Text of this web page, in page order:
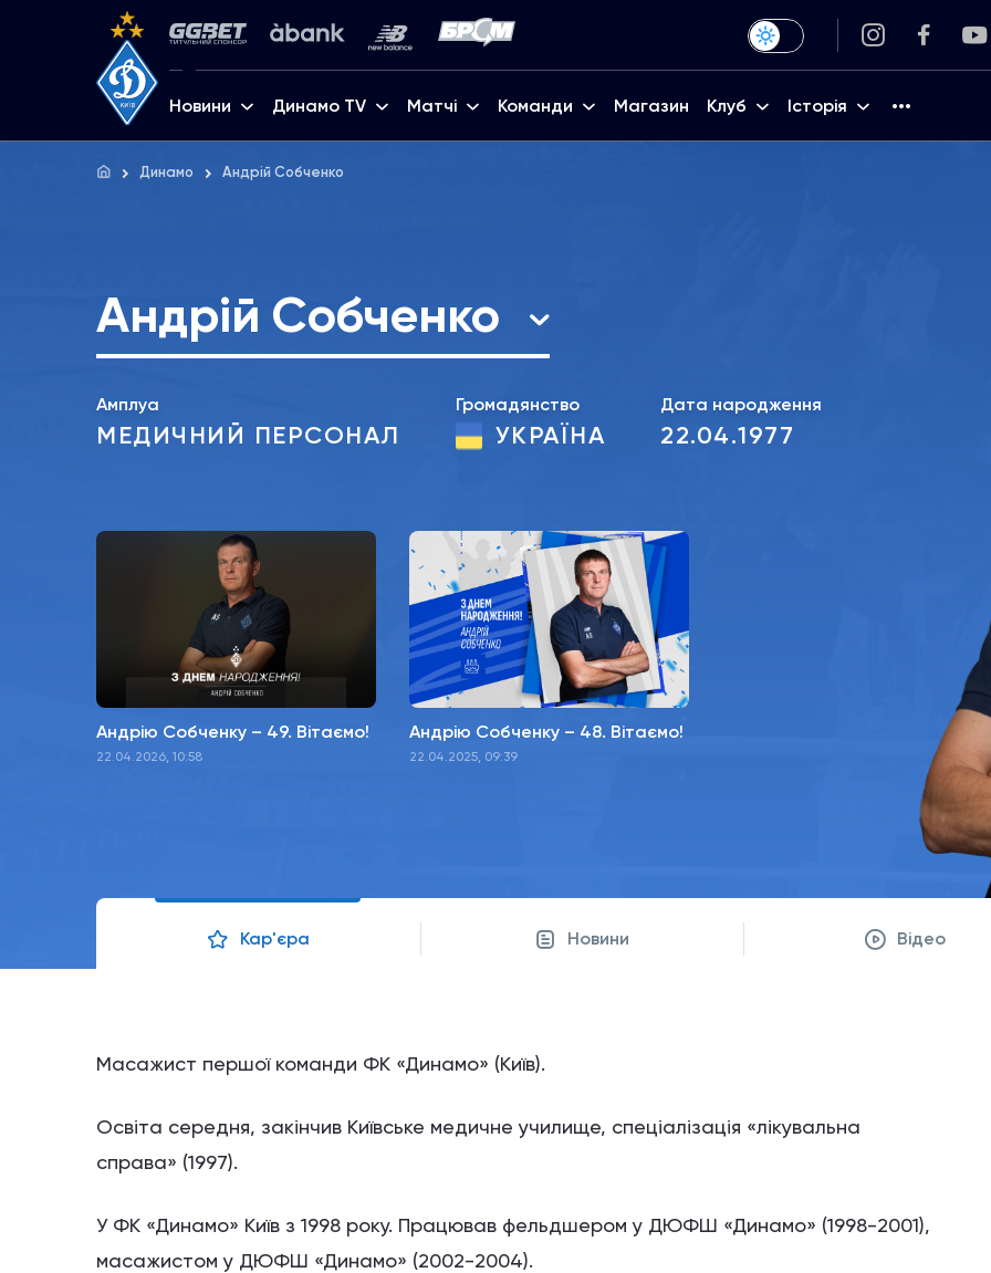
Новини Динамо TV Матчі Команди Магазин Клуб Історія
Динамо Андрій Собченко
Андрій Собченко
Амплуа
МЕДИЧНИЙ ПЕРСОНАЛ
Громадянство
УКРАЇНА
Дата народження
22.04.1977
Андрію Собченку – 49. Вітаємо!
22.04.2026, 10:58
Андрію Собченку – 48. Вітаємо!
22.04.2025, 09:39
Кар'єра Новини Відео
Масажист першої команди ФК «Динамо» (Київ).
Освіта середня, закінчив Київське медичне училище, спеціалізація «лікувальна
справа» (1997).
У ФК «Динамо» Київ з 1998 року. Працював фельдшером у ДЮФШ «Динамо» (1998-2001),
масажистом у ДЮФШ «Динамо» (2002-2004).